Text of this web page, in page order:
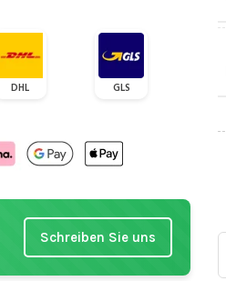
DHL GLS
Schreiben Sie uns